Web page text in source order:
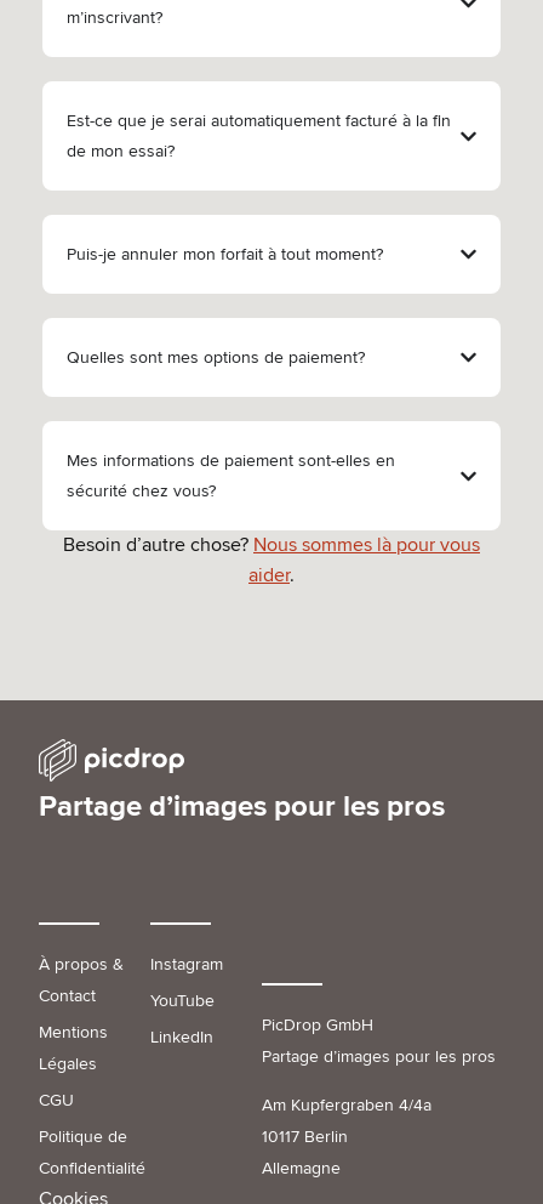
m’inscrivant?
Est-ce que je serai automatiquement facturé à la fin
de mon essai?
Puis-je annuler mon forfait à tout moment?
Quelles sont mes options de paiement?
Mes informations de paiement sont-elles en
sécurité chez vous?
Besoin d’autre chose? Nous sommes là pour vous
aider.
Partage d’images pour les pros
PicDrop GmbH
Partage d’images pour les pros
Am Kupfergraben 4/4a
10117 Berlin
Allemagne
À propos &
Contact
Mentions
Légales
CGU
Politique de
Confidentialité
Cookies
Instagram
YouTube
LinkedIn